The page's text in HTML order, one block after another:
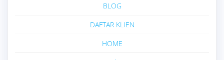
BLOG
DAFTAR KLIEN
HOME